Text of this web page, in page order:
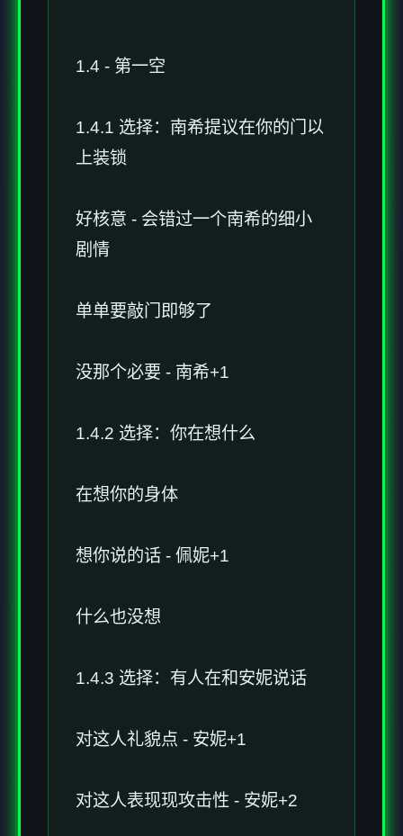
1.4 - 第一空
1.4.1 选择：南希提议在你的门以
上装锁
好核意 - 会错过一个南希的细小
剧情
单单要敲门即够了
没那个必要 - 南希+1
1.4.2 选择：你在想什么
在想你的身体
想你说的话 - 佩妮+1
什么也没想
1.4.3 选择：有人在和安妮说话
对这人礼貌点 - 安妮+1
对这人表现现攻击性 - 安妮+2